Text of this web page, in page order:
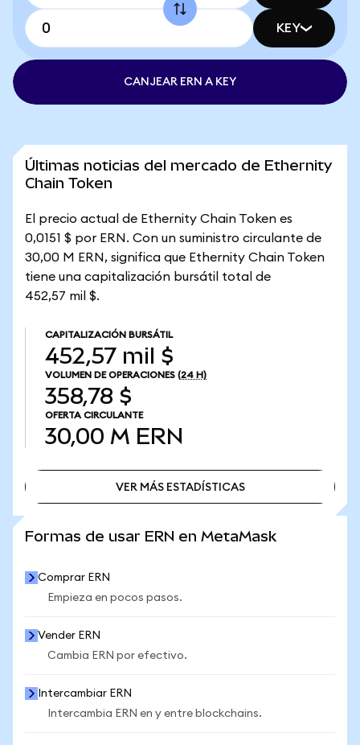
KEY
CANJEAR ERN A KEY
Últimas noticias del mercado de Ethernity
Chain Token
El precio actual de Ethernity Chain Token es
0,0151 $ por ERN. Con un suministro circulante de
30,00 M ERN, significa que Ethernity Chain Token
tiene una capitalización bursátil total de
452,57 mil $.
CAPITALIZACIÓN BURSÁTIL
452,57 mil $
VOLUMEN DE OPERACIONES (24 H)
358,78 $
OFERTA CIRCULANTE
30,00 M ERN
VER MÁS ESTADÍSTICAS
Formas de usar ERN en MetaMask
Comprar ERN
Empieza en pocos pasos.
Vender ERN
Cambia ERN por efectivo.
Intercambiar ERN
Intercambia ERN en y entre blockchains.